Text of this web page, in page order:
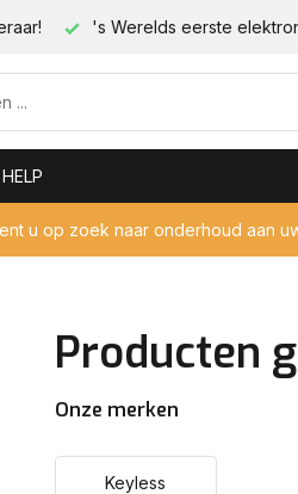
's Werelds eerste
HELP
u op zoek naar onderhoud aan
Producten
Onze merken
Keyless